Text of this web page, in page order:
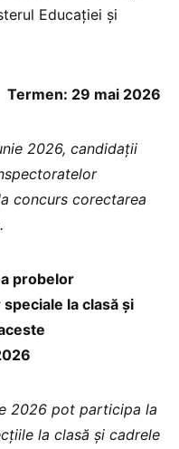
Educației și
Termen: 29 mai 2026
2026, candidaţii
concurs corectarea
probelor
la clasă şi
2026 pot participa la
la clasă şi cadrele